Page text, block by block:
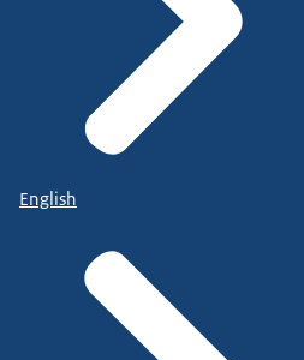
English